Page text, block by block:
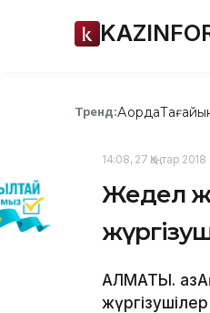
Тренд:Ақорда
14:08, 27 Қаңтар 2018
Жедел
АЛМАТЫ.